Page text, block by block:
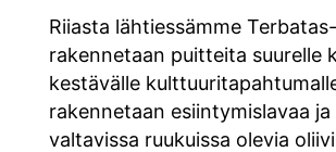
Riiasta lähtiessämme
rakennetaan puitteita suurelle
kestävälle
rakennetaan esiintymislavaa
valtavissa ruukuissa olevia